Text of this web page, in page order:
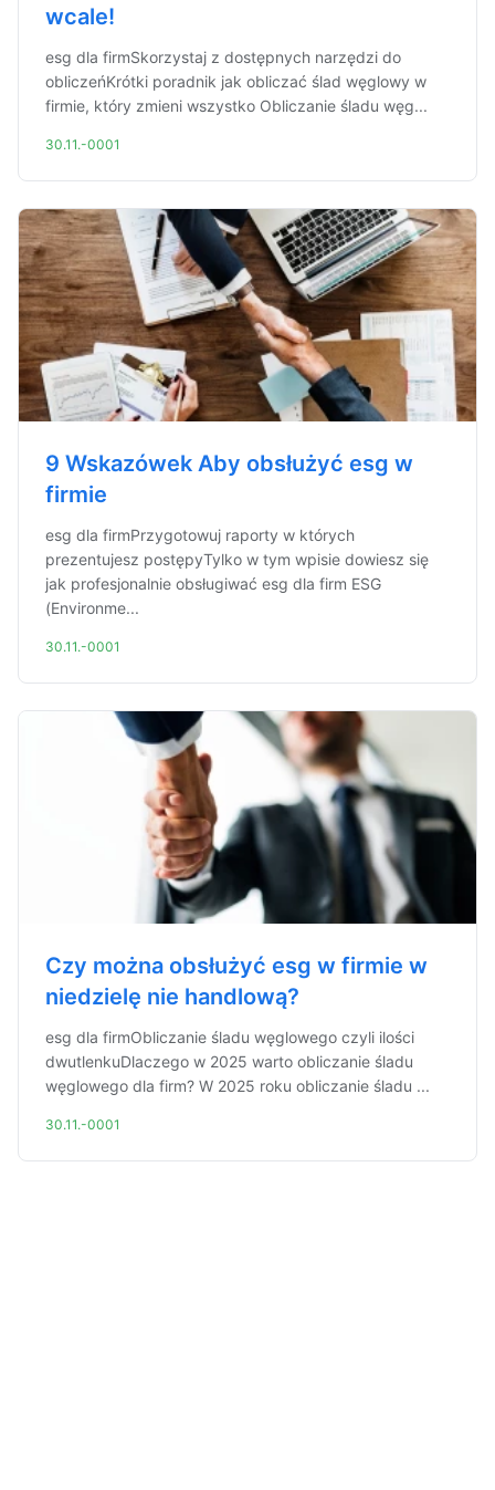
wcale!
esg dla firmSkorzystaj z dostępnych narzędzi do
obliczeńKrótki poradnik jak obliczać ślad węglowy w
firmie, który zmieni wszystko Obliczanie śladu węg...
30.11.-0001
9 Wskazówek Aby obsłużyć esg w
firmie
esg dla firmPrzygotowuj raporty w których
prezentujesz postępyTylko w tym wpisie dowiesz się
jak profesjonalnie obsługiwać esg dla firm ESG
(Environme...
30.11.-0001
Czy można obsłużyć esg w firmie w
niedzielę nie handlową?
esg dla firmObliczanie śladu węglowego czyli ilości
dwutlenkuDlaczego w 2025 warto obliczanie śladu
węglowego dla firm? W 2025 roku obliczanie śladu ...
30.11.-0001